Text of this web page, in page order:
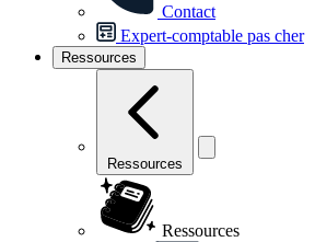
Contact
Expert-comptable pas cher
Ressources
Ressources
Ressources